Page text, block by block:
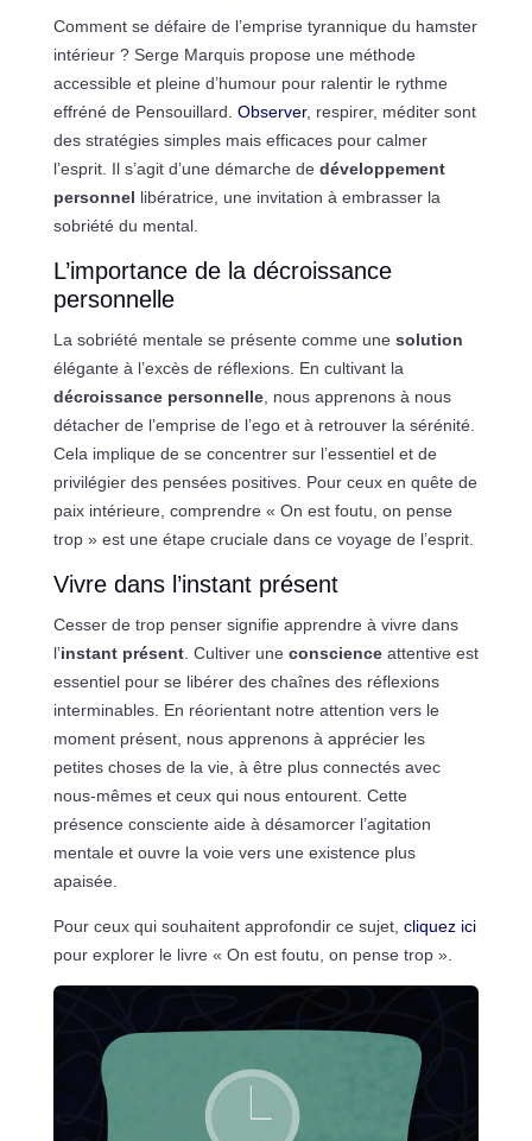
Comment se défaire de l’emprise tyrannique du hamster
intérieur ? Serge Marquis propose une méthode
accessible et pleine d’humour pour ralentir le rythme
effréné de Pensouillard. Observer, respirer, méditer sont
des stratégies simples mais efficaces pour calmer
l’esprit. Il s’agit d’une démarche de développement
personnel libératrice, une invitation à embrasser la
sobriété du mental.
L’importance de la décroissance
personnelle
La sobriété mentale se présente comme une solution
élégante à l’excès de réflexions. En cultivant la
décroissance personnelle, nous apprenons à nous
détacher de l’emprise de l’ego et à retrouver la sérénité.
Cela implique de se concentrer sur l’essentiel et de
privilégier des pensées positives. Pour ceux en quête de
paix intérieure, comprendre « On est foutu, on pense
trop » est une étape cruciale dans ce voyage de l’esprit.
Vivre dans l’instant présent
Cesser de trop penser signifie apprendre à vivre dans
l’instant présent. Cultiver une conscienceattentive est
essentiel pour se libérer des chaînes des réflexions
interminables. En réorientant notre attention vers le
moment présent, nous apprenons à apprécier les
petites choses de la vie, à être plus connectés avec
nous-mêmes et ceux qui nous entourent. Cette
présence consciente aide à désamorcer l’agitation
mentale et ouvre la voie vers une existence plus
apaisée.
Pour ceux qui souhaitent approfondir ce sujet, cliquez ici
pour explorer le livre « On est foutu, on pense trop ».